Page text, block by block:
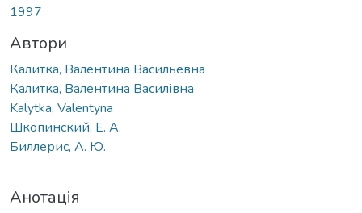
1997
Автори
Калитка, Валентина Васильевна
Калитка, Валентина Василівна
Kalytka, Valentyna
Шкопинский, Е. А.
Биллерис, А. Ю.
Анотація